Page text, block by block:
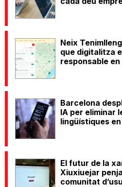
Neix
que digitalitza
responsable
Barcelona
IA per eliminar
lingüístiques
El futur de la
Xiuxiuejar
comunitat